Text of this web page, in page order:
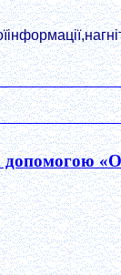
допомогою